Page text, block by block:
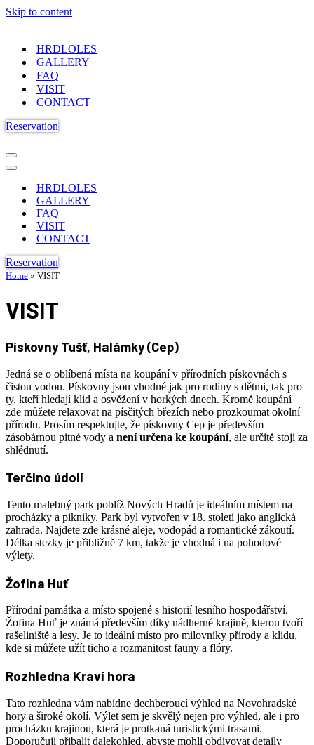
Skip to content
HRDLOLES
GALLERY
FAQ
VISIT
CONTACT
Reservation
Navigation
Menu
Navigation
HRDLOLES
GALLERY
FAQ
VISIT
CONTACT
Reservation
Home » VISIT
VISIT
Pískovny Tušť, Halámky (Cep)
Jedná se o oblíbená místa na koupání v přírodních pískovnách s
čistou vodou. Pískovny jsou vhodné jak pro rodiny s dětmi, tak pro
ty, kteří hledají klid a osvěžení v horkých dnech. Kromě koupání
zde můžete relaxovat na písčitých březích nebo prozkoumat okolní
přírodu. Prosím respektujte, že pískovny Cep je především
zásobárnou pitné vody a není určena ke koupání, ale určitě stojí za
shlédnutí.
Terčino údolí
Tento malebný park poblíž Nových Hradů je ideálním místem na
procházky a pikniky. Park byl vytvořen v 18. století jako anglická
zahrada. Najdete zde krásné aleje, vodopád a romantické zákoutí.
Délka stezky je přibližně 7 km, takže je vhodná i na pohodové
výlety.
Žofina Huť
Přírodní památka a místo spojené s historií lesního hospodářství.
Žofina Huť je známá především díky nádherné krajině, kterou tvoří
rašeliniště a lesy. Je to ideální místo pro milovníky přírody a klidu,
kde si můžete užít ticho a rozmanitost fauny a flóry.
Rozhledna Kraví hora
Tato rozhledna vám nabídne dechberoucí výhled na Novohradské
hory a široké okolí. Výlet sem je skvělý nejen pro výhled, ale i pro
procházku krajinou, která je protkaná turistickými trasami.
Doporučuji přibalit dalekohled, abyste mohli obdivovat detaily